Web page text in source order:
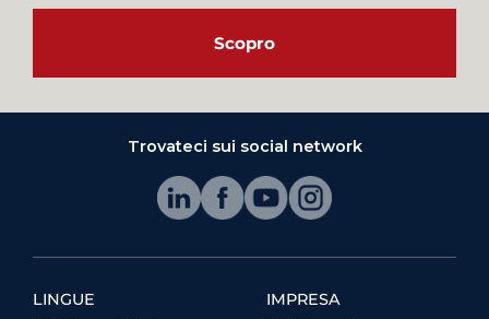
Scopro
Trovateci sui social network
LINGUE
IMPRESA